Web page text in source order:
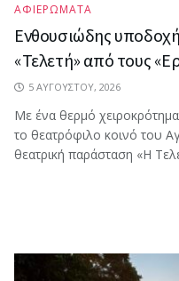
ΑΦΙΕΡΩΜΑΤΑ
Ενθουσιώδης
«Τελετή» από τους
5 ΑΥΓΟΎΣΤΟΥ, 2026
Με ένα θερμό
το θεατρόφιλο κοινό του
θεατρική παράσταση «Η